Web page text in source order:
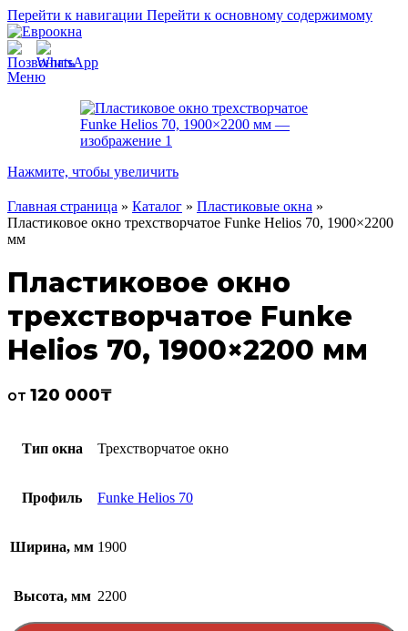
Перейти к навигации Перейти к основному содержимому
Меню
Нажмите, чтобы увеличить
Главная страница » Каталог » Пластиковые окна »
Пластиковое окно трехстворчатое Funke Helios 70, 1900×2200
мм
Пластиковое окно
трехстворчатое Funke
Helios 70, 1900×2200 мм
от 120 000₸
Тип окна Трехстворчатое окно
Профиль Funke Helios 70
Ширина, мм 1900
Высота, мм 2200